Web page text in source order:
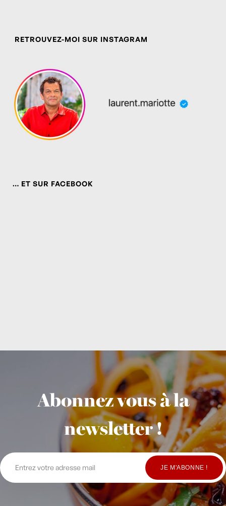
RETROUVEZ-MOI SUR INSTAGRAM
… ET SUR FACEBOOK
Abonnez vous à la
newsletter !